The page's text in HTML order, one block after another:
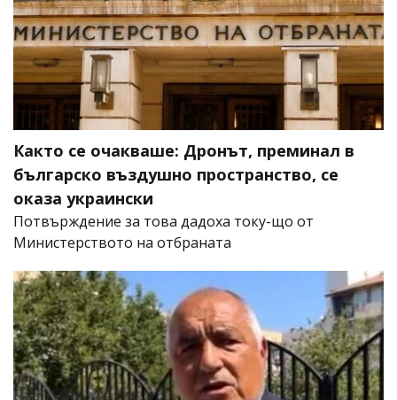
Както се очакваше: Дронът, преминал в
българско въздушно пространство, се
оказа украински
Потвърждение за това дадоха току-що от
Министерството на отбраната